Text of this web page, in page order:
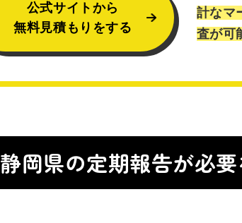
公式サイトから
無料見積もりをする
計なマ
査が可
静岡県の定期報告が必